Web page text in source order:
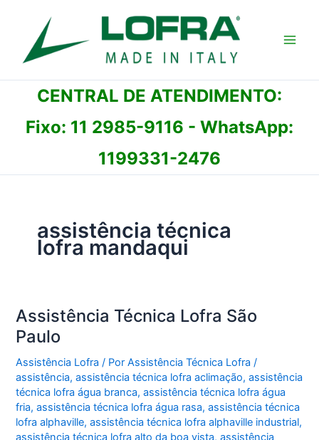
conteúdo
CENTRAL DE ATENDIMENTO:
Fixo: 11 2985-9116 - WhatsApp:
1199331-2476
assistência técnica
lofra mandaqui
Assistência Técnica Lofra São
Paulo
Assistência Lofra / PorAssistência Técnica Lofra/
assistência,assistência técnica lofra aclimação,assistência
técnica lofra água branca,assistência técnica lofra água
fria,assistência técnica lofra água rasa,assistência técnica
lofra alphaville,assistência técnica lofra alphaville industrial,
assistência técnica lofra alto da boa vista,assistência